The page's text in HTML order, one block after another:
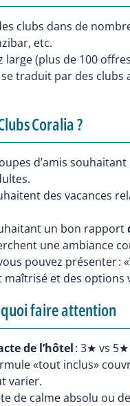
clubs dans de
etc.
large (plus de 100
traduit par des
Coralia ?
d’amis
des vacances
un bon rapport
une ambiance
pouvez présenter
et des options
faire attention
de l’hôtel: 3★ vs
«tout inclus»
varier.
de calme absolu ou